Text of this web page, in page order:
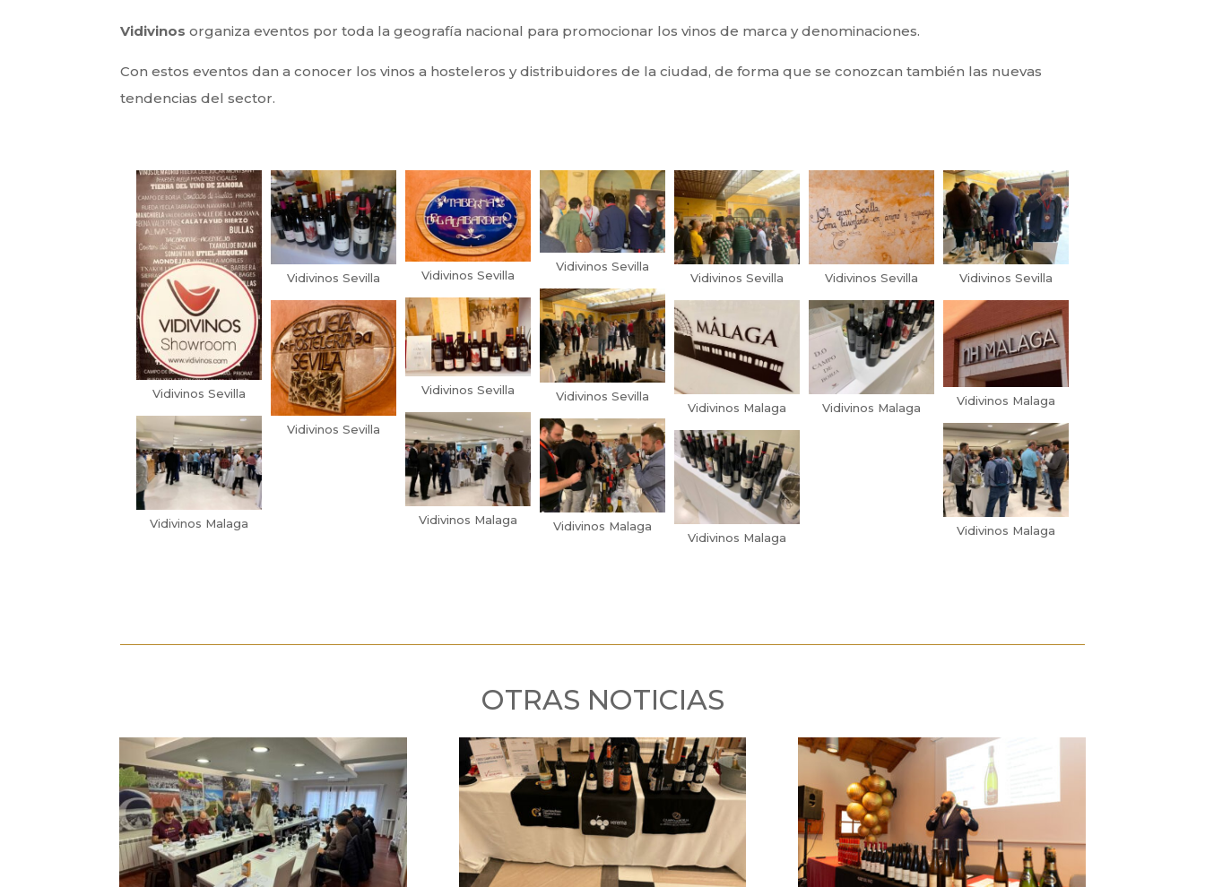
Vidivinos organiza eventos por toda la geografía nacional para promocionar los vinos de marca y denominaciones.
Con estos eventos dan a conocer los vinos a hosteleros y distribuidores de la ciudad, de forma que se conozcan también las nuevas
tendencias del sector.
Vidivinos Sevilla
Vidivinos Sevilla Vidivinos Sevilla
Vidivinos Sevilla
Vidivinos Sevilla Vidivinos Sevilla Vidivinos Sevilla
Vidivinos Sevilla
Vidivinos Sevilla
Vidivinos Sevilla
Vidivinos Malaga Vidivinos Malaga Vidivinos Malaga
Vidivinos Malaga
Vidivinos Malaga Vidivinos Malaga Vidivinos Malaga
Vidivinos Malaga
OTRAS NOTICIAS